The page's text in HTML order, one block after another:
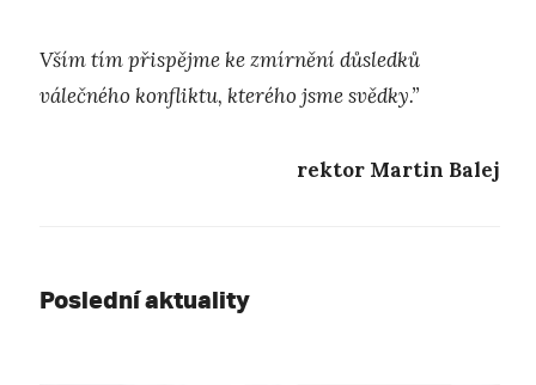
Vším tím přispějme ke zmírnění důsledků
válečného konfliktu, kterého jsme svědky.”
rektor Martin Balej
Poslední aktuality